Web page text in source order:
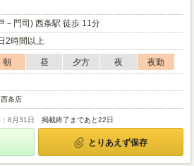
－門司) 西条駅 徒歩 11分
2時間以上
朝 昼 夕方 夜
夜勤
条店
8月31日 掲載終了まであと22日
とりあえず保存